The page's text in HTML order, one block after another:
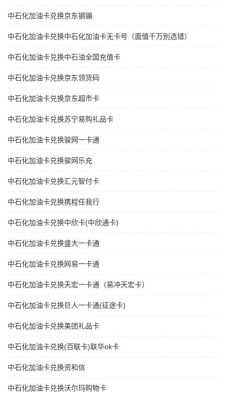
中石化加油卡兑换京东钢镚
中石化加油卡兑换中石化加油卡无卡号（面值千万别选错）
中石化加油卡兑换中石油全国充值卡
中石化加油卡兑换京东领货码
中石化加油卡兑换京东超市卡
中石化加油卡兑换苏宁易购礼品卡
中石化加油卡兑换骏网一卡通
中石化加油卡兑换骏网乐充
中石化加油卡兑换汇元智付卡
中石化加油卡兑换携程任我行
中石化加油卡兑换中欣卡(中欣通卡)
中石化加油卡兑换盛大一卡通
中石化加油卡兑换网易一卡通
中石化加油卡兑换天宏一卡通（易冲天宏卡）
中石化加油卡兑换巨人一卡通(征途卡)
中石化加油卡兑换美团礼品卡
中石化加油卡兑换(百联卡)联华ok卡
中石化加油卡兑换资和信
中石化加油卡兑换沃尔玛购物卡